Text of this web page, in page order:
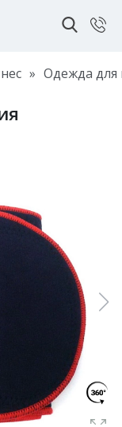
» Одежда для